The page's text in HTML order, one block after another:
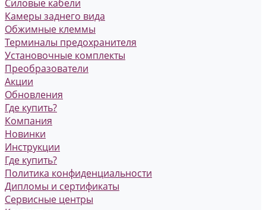
Силовые кабели
Камеры заднего вида
Обжимные клеммы
Терминалы предохранителя
Установочные комплекты
Преобразователи
Акции
Обновления
Где купить?
Компания
Новинки
Инструкции
Где купить?
Политика конфиденциальности
Дипломы и сертификаты
Сервисные центры